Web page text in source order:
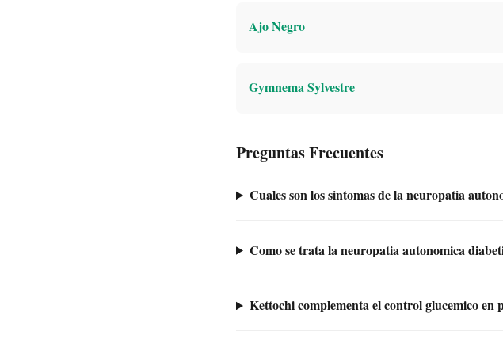
Ajo Negro
Gymnema Sylvestre
Preguntas Frecuentes
Cuales son los sintomas de la neuropatia
Como se trata la neuropatia autonomica
Kettochi complementa el control glucemico en